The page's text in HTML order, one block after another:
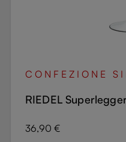
CONFEZIONE
RIEDEL
Prezzo normale:
36,90 €